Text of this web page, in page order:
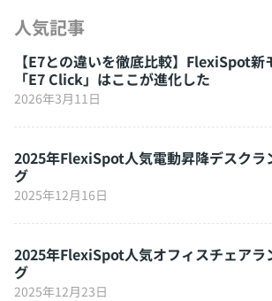
人気記事
【E7との違いを徹底比較】FlexiSpot新
「E7 Click」はここが進化した
2026年3月11日
2025年FlexiSpot人気電動昇降デスクラ
グ
2025年12月16日
2025年FlexiSpot人気オフィスチェアラ
グ
2025年12月23日